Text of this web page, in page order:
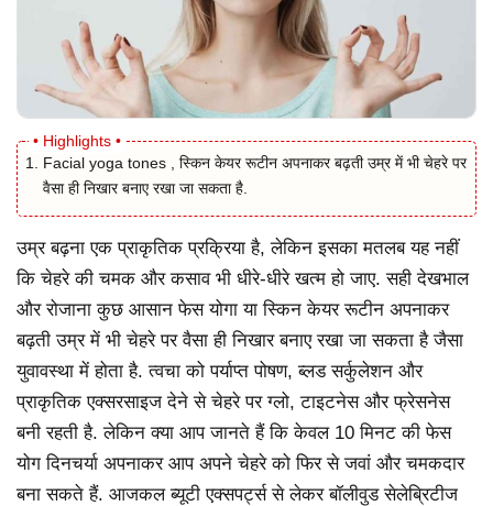
Facial yoga tones , स्किन केयर रूटीन अपनाकर बढ़ती उम्र में भी चेहरे पर
वैसा ही निखार बनाए रखा जा सकता है.
उम्र बढ़ना एक प्राकृतिक प्रक्रिया है, लेकिन इसका मतलब यह नहीं
कि चेहरे की चमक और कसाव भी धीरे-धीरे खत्म हो जाए. सही देखभाल
और रोजाना कुछ आसान फेस योगा या स्किन केयर रूटीन अपनाकर
बढ़ती उम्र में भी चेहरे पर वैसा ही निखार बनाए रखा जा सकता है जैसा
युवावस्था में होता है. त्वचा को पर्याप्त पोषण, ब्लड सर्कुलेशन और
प्राकृतिक एक्सरसाइज देने से चेहरे पर ग्लो, टाइटनेस और फ्रेसनेस
बनी रहती है. लेकिन क्या आप जानते हैं कि केवल 10 मिनट की फेस
योग दिनचर्या अपनाकर आप अपने चेहरे को फिर से जवां और चमकदार
बना सकते हैं. आजकल ब्यूटी एक्सपर्ट्स से लेकर बॉलीवुड सेलेब्रिटीज